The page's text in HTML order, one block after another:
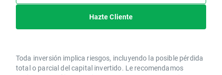
Hazte Cliente
Toda inversión implica riesgos, incluyendo la posible pérdida
total o parcial del capital invertido. Le recomendamos